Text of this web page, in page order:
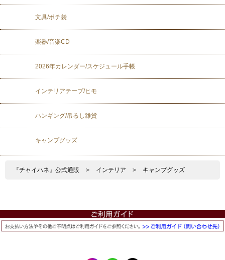
文具/ポチ袋
楽器/音楽CD
2026年カレンダー/スケジュール手帳
インテリアテープ/ヒモ
ハンギング/吊るし雑貨
キャンプグッズ
『チャイハネ』公式通販 > インテリア > キャンプグッズ